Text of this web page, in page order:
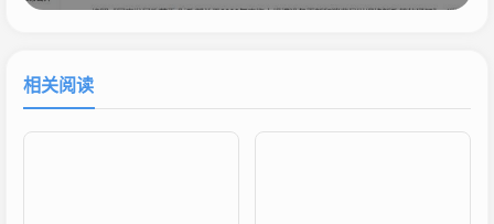
相关阅读